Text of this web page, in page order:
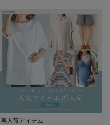
再入荷アイテム